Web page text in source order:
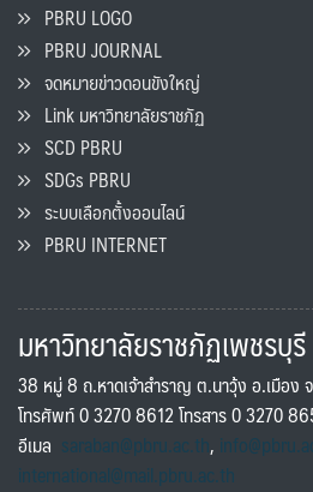
PBRU LOGO
PBRU JOURNAL
จดหมายข่าวดอนขังใหญ่
Link มหาวิทยาลัยราชภัฏ
SCD PBRU
SDGs PBRU
ระบบเลือกตั้งออนไลน์
PBRU INTERNET
มหาวิทยาลัยราชภัฏเพชรบุรี
38 หมู่ 8 ถ.หาดเจ้าสำราญ ต.นาวุ้ง อ.เมือง
โทรศัพท์ 0 3270 8612 โทรสาร 0 3270
อีเมล saraban@pbru.ac.th,
international@mail.pbru.ac.th